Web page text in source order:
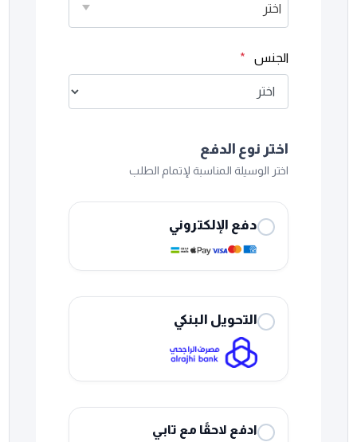
اختر
الجنس *
اختر نوع الدفع
اختر الوسيلة المناسبة لإتمام الطلب
دفع الإلكتروني
التحويل البنكي
ادفع لاحقًا مع تابي